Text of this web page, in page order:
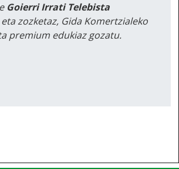
Goierri Irrati Telebista
zozketaz, Gida Komertzialeko
premium edukiaz gozatu.